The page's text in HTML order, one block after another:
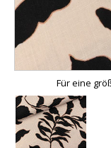
Für eine